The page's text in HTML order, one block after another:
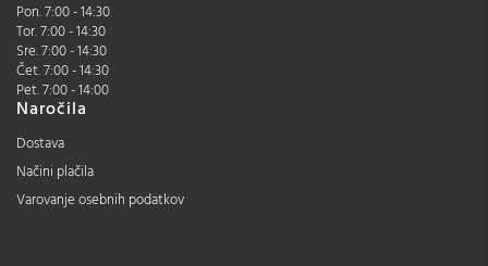
Pon. 7:00 - 14:30
Tor. 7:00 - 14:30
Sre. 7:00 - 14:30
Čet. 7:00 - 14:30
Pet. 7:00 - 14:00
Naročila
Dostava
Načini plačila
Varovanje osebnih podatkov